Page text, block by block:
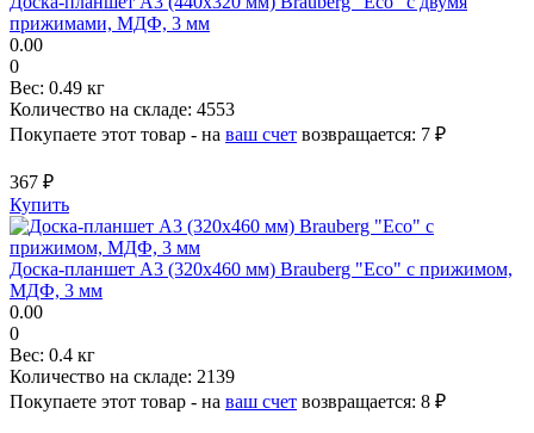
прижимами, МДФ, 3 мм
0.00
0
Вес: 0.49 кг
Количество на складе: 4553
Покупаете этот товар - на ваш счет возвращается: 7 ₽
367 ₽
Купить
Доска-планшет А3 (320х460 мм) Brauberg "Eco" с прижимом,
МДФ, 3 мм
0.00
0
Вес: 0.4 кг
Количество на складе: 2139
Покупаете этот товар - на ваш счет возвращается: 8 ₽